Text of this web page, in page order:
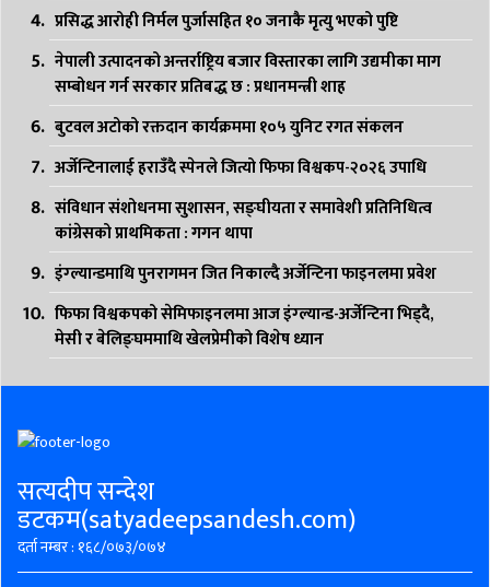
प्रसिद्ध आरोही निर्मल पुर्जासहित १० जनाकै मृत्यु भएको पुष्टि
नेपाली उत्पादनको अन्तर्राष्ट्रिय बजार विस्तारका लागि उद्यमीका माग
सम्बोधन गर्न सरकार प्रतिबद्ध छ : प्रधानमन्त्री शाह
बुटवल अटोको रक्तदान कार्यक्रममा १०५ युनिट रगत संकलन
अर्जेन्टिनालाई हराउँदै स्पेनले जित्यो फिफा विश्वकप-२०२६ उपाधि
संविधान संशोधनमा सुशासन, सङ्घीयता र समावेशी प्रतिनिधित्व
कांग्रेसको प्राथमिकता : गगन थापा
इंग्ल्यान्डमाथि पुनरागमन जित निकाल्दै अर्जेन्टिना फाइनलमा प्रवेश
फिफा विश्वकपको सेमिफाइनलमा आज इंग्ल्यान्ड-अर्जेन्टिना भिड्दै,
मेसी र बेलिङ्घममाथि खेलप्रेमीको विशेष ध्यान
सत्यदीप सन्देश
डटकम(satyadeepsandesh.com)
दर्ता नम्बर : १६८/०७३/०७४